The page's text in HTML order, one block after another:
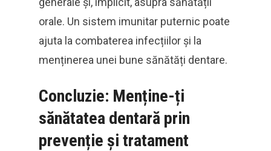
orale. Un sistem imunitar puternic poate
ajuta la combaterea infecțiilor și la
menținerea unei bune sănătăți dentare.
Concluzie: Menține-ți
sănătatea dentară prin
prevenție și tratament